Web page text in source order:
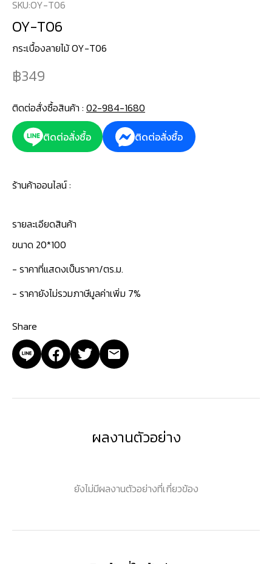
SKU:OY-T06
OY-T06
กระเบื้องลายไม้ OY-T06
349
ติดต่อสั่งซื้อสินค้า : 02-984-1680
ติดต่อสั่งซื้อ
ติดต่อสั่งซื้อ
ร้านค้าออนไลน์ :
รายละเอียดสินค้า
‍ขนาด 20*100
- ราคาที่แสดงเป็นราคา/ตร.ม.
- ราคายังไม่รวมภาษีมูลค่าเพิ่ม 7%
Share
ผลงานตัวอย่าง
ยังไม่มีผลงานตัวอย่างที่เกี่ยวข้อง